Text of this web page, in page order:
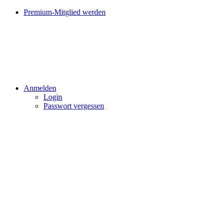
Premium-Mitglied werden
Anmelden
Login
Passwort vergessen